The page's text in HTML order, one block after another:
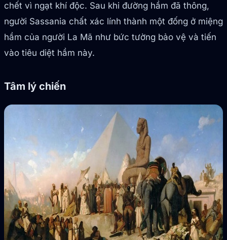
chết vì ngạt khí độc. Sau khi đường hầm đã thông,
người Sassania chất xác lính thành một đống ở miệng
hầm của người La Mã như bức tường bảo vệ và tiến
vào tiêu diệt hầm này.
Tâm lý chiến